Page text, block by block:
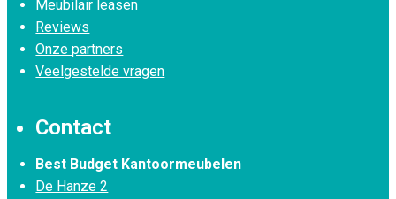
Meubilair leasen
Reviews
Onze partners
Veelgestelde vragen
Contact
Best Budget Kantoormeubelen
De Hanze 2